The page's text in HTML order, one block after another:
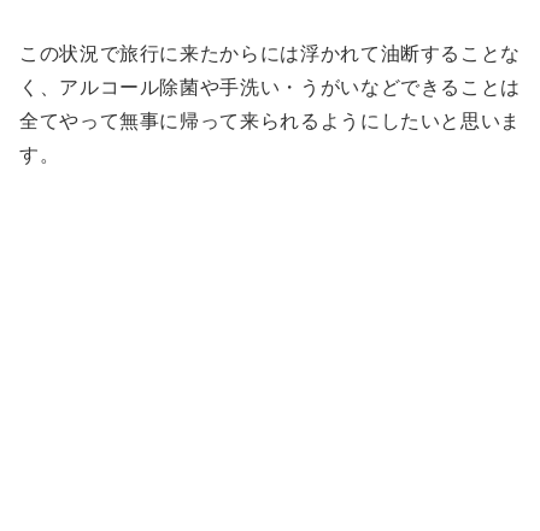
この状況で旅行に来たからには浮かれて油断することな
く、アルコール除菌や手洗い・うがいなどできることは
全てやって無事に帰って来られるようにしたいと思いま
す。